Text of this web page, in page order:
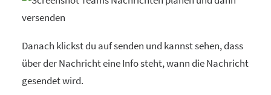
Danach klickst du auf senden und kannst sehen, dass
über der Nachricht eine Info steht, wann die Nachricht
gesendet wird.